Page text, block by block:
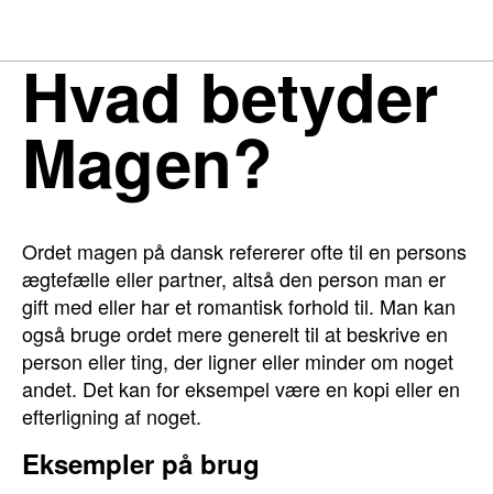
Hvad betyder
Magen?
Ordet magen på dansk refererer ofte til en persons
ægtefælle eller partner, altså den person man er
gift med eller har et romantisk forhold til. Man kan
også bruge ordet mere generelt til at beskrive en
person eller ting, der ligner eller minder om noget
andet. Det kan for eksempel være en kopi eller en
efterligning af noget.
Eksempler på brug